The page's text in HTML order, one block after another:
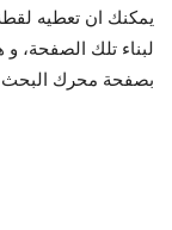
لبناء تلك الصفحة،
بصفحة محرك